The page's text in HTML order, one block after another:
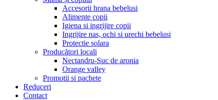
Accesorii hrana bebelusi
Alimente copii
Igiena si ingrijire copii
Ingrijire nas, ochi si urechi bebelusi
Protectie solara
Producători locali
Nectandru-Suc de aronia
Orange valley
Promotii si pachete
Reduceri
Contact